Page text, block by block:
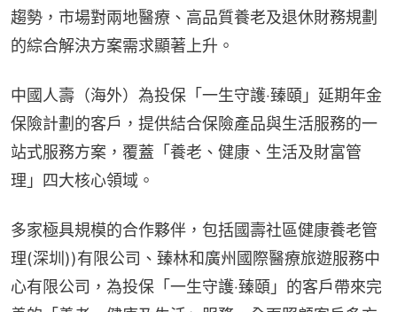
趨勢，市場對兩地醫療、高品質養老及退休財務規劃
的綜合解決方案需求顯著上升。
中國人壽（海外）為投保「一生守護‧臻頤」延期年金
保險計劃的客戶，提供結合保險產品與生活服務的一
站式服務方案，覆蓋「養老、健康、生活及財富管
理」四大核心領域。
多家極具規模的合作夥伴，包括國壽社區健康養老管
理(深圳))有限公司、臻林和廣州國際醫療旅遊服務中
心有限公司，為投保「一生守護‧臻頤」的客戶帶來完